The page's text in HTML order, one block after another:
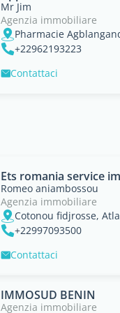
Mr Jim
Agenzia immobiliare
Pharmacie
+22962193223
Contattaci
Ets romania service
Romeo aniambossou
Agenzia immobiliare
Cotonou fidjrosse,
+22997093500
Contattaci
IMMOSUD BENIN
Agenzia immobiliare